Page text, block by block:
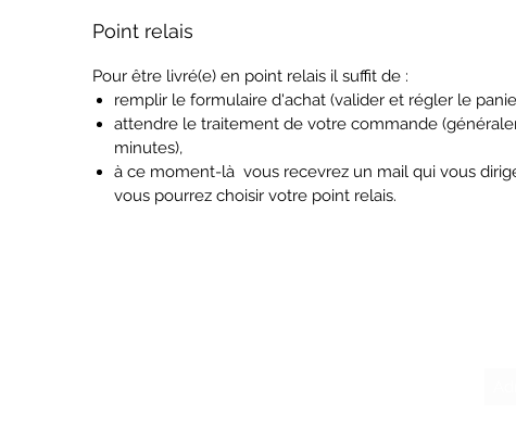
Point relais
Pour être livré(e) en point relais il suffit de :
remplir le formulaire d'achat (valider et régler le
attendre le traitement de votre commande
minutes),
à ce moment-là vous recevrez un mail qui vous
vous pourrez choisir votre point relais.